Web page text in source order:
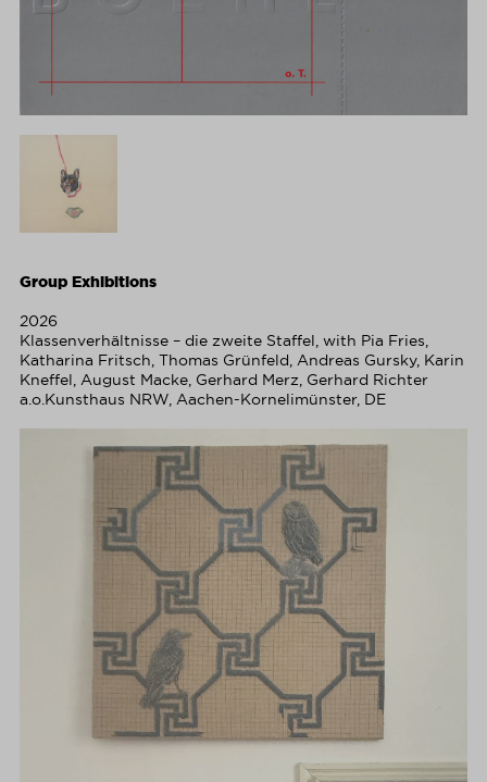
Group Exhibitions
2026
Klassenverhältnisse – die zweite Staffel, with Pia Fries,
Katharina Fritsch, Thomas Grünfeld, Andreas Gursky, Karin
Kneffel, August Macke, Gerhard Merz, Gerhard Richter
a.o.Kunsthaus NRW, Aachen-Kornelimünster, DE